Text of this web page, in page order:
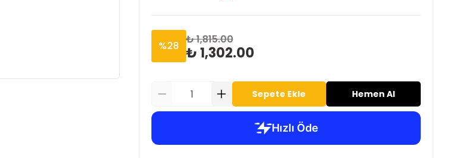
%28 ₺ 1,815.00
₺ 1,302.00
Sepete Ekle Hemen Al